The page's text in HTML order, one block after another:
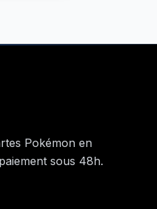
Pokémon en
sous 48h.